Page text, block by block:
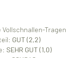
Tragen
GUT (2,2)
SEHR GUT (1,0)